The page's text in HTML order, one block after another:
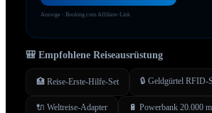
Anzeige · Booking.com Affiliate-Link
🎒 Empfohlene Reiseausrüstung
🏥 Reise-Erste-Hilfe-Set 🔒 Geldgürtel RFID-
🔌 Weltreise-Adapter 🔋 Powerbank 20.000